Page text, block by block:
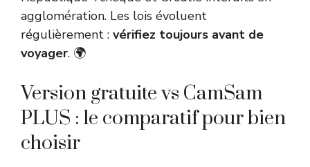
agglomération. Les lois évoluent
régulièrement : vérifiez toujours avant de
voyager. 🌍
Version gratuite vs CamSam
PLUS : le comparatif pour bien
choisir